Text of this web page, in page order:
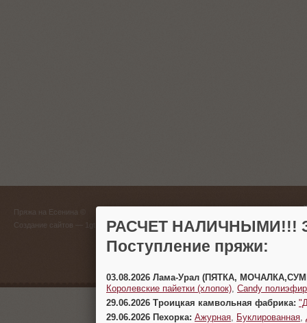
Пряжа на Есенина ©
Создание сайтов
(383)
г.
РАСЧЕТ НАЛИЧНЫМИ!!!
Поступление пряжи:
03.08.2026 Лама-Урал (ПЯТКА,
Королевские пайетки (хлопок) Candy
29.06.2026 Троицкая камвольная фабрика:
29.06.2026 Пехорка: Ажурная Буклированная